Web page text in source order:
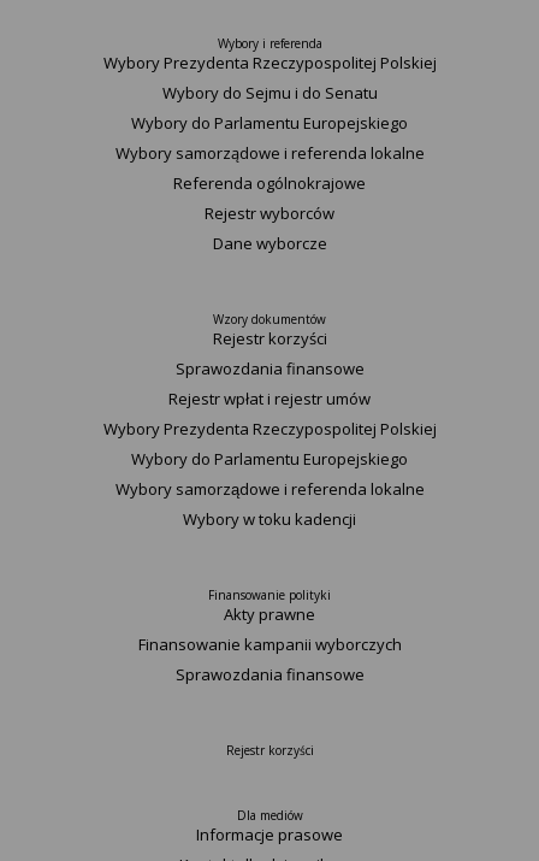
Wybory i referenda
Wybory Prezydenta Rzeczypospolitej Polskiej
Wybory do Sejmu i do Senatu
Wybory do Parlamentu Europejskiego
Wybory samorządowe i referenda lokalne
Referenda ogólnokrajowe
Rejestr wyborców
Dane wyborcze
Wzory dokumentów
Rejestr korzyści
Sprawozdania finansowe
Rejestr wpłat i rejestr umów
Wybory Prezydenta Rzeczypospolitej Polskiej
Wybory do Parlamentu Europejskiego
Wybory samorządowe i referenda lokalne
Wybory w toku kadencji
Finansowanie polityki
Akty prawne
Finansowanie kampanii wyborczych
Sprawozdania finansowe
Rejestr korzyści
Dla mediów
Informacje prasowe